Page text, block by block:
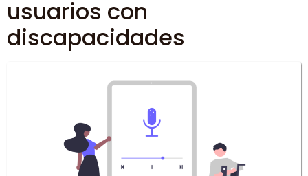
usuarios con
discapacidades